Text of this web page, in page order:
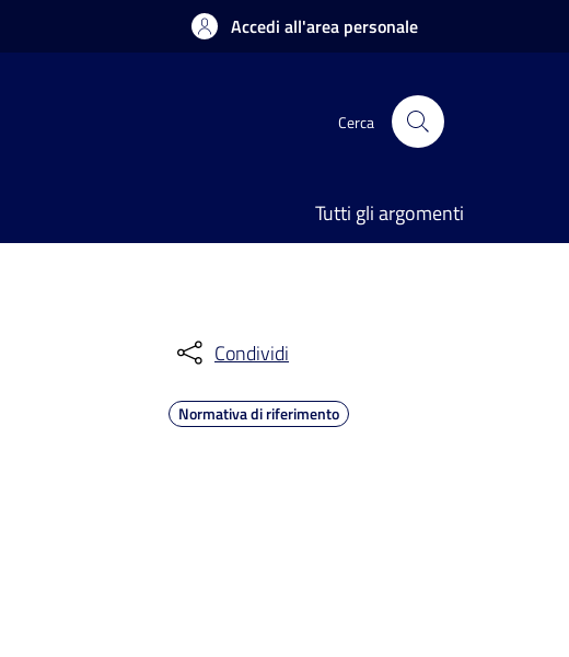
Accedi all'area personale
Cerca
Tutti gli argomenti
Condividi
Normativa di riferimento